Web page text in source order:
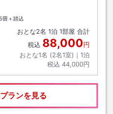
畳＋踏込
おとな2名 1泊 1部屋 合計
税込 88,000円
おとな1名 (2名1室)｜ 1泊
税込 44,000円
ランを見る